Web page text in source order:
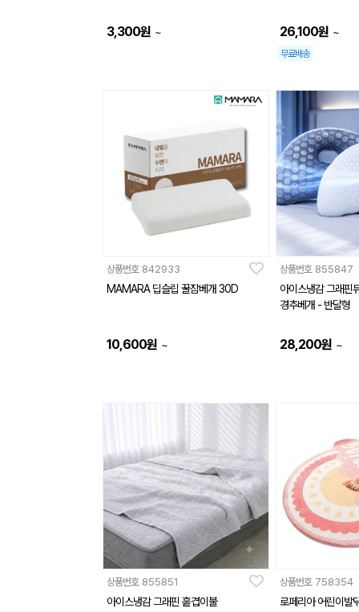
3,300원 ~ 26,100원 ~
무료배송
상품번호 842933
MAMARA 딥슬립 꿀잠베개 30D
10,600원 ~
상품번호 855847
아이스냉감 그래핀
경추베개 - 반달형
28,200원 ~
상품번호 855851
아이스냉감 그래핀 홑겹이불
상품번호 758354
로페리아 어린이발